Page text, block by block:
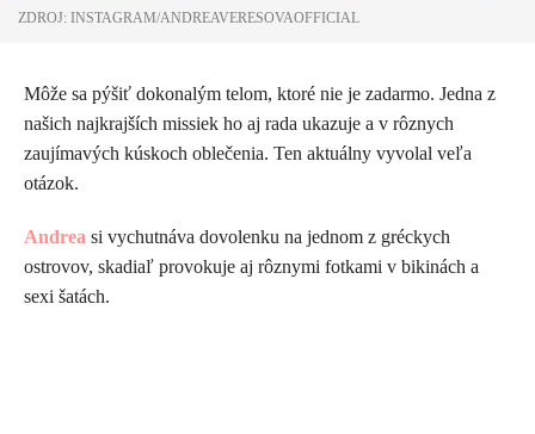
ZDROJ: INSTAGRAM/ANDREAVERESOVAOFFICIAL
Môže sa pýšiť dokonalým telom, ktoré nie je zadarmo. Jedna z
našich najkrajších missiek ho aj rada ukazuje a v rôznych
zaujímavých kúskoch oblečenia. Ten aktuálny vyvolal veľa
otázok.
Andrea si vychutnáva dovolenku na jednom z gréckych
ostrovov, skadiaľ provokuje aj rôznymi fotkami v bikinách a
sexi šatách.